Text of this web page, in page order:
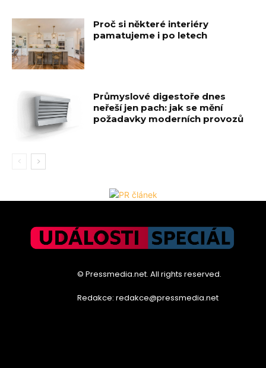
Proč si některé interiéry
pamatujeme i po letech
Průmyslové digestoře dnes
neřeší jen pach: jak se mění
požadavky moderních provozů
© Pressmedia.net. All rights reserved.
Redakce: redakce@pressmedia.net